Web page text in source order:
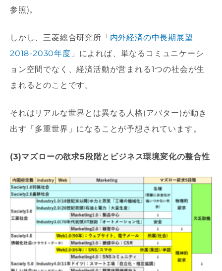
参照)。
しかし、三菱総合研究所「 内外経済の中長期展望
2018-2030年度 」によれば、単なるコミュニケーシ
ョン空間でなく、経済活動が営まれる1つの社会が生
まれるとのことです。
それはリアルな世界とは異なる人格(アバター)が動き
出す「多重世界」になることが予想されています。
(3)マズローの欲求5段階とビジネス環境変化の整合性